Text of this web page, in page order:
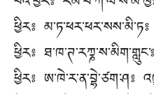
ཕྱིར༔
ཕྱིར༔
ཕྱིར༔ ཨ་ཁེ་ར་ན་བྷེ་ཙག་ཤ༔